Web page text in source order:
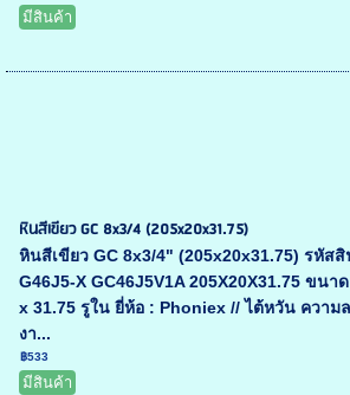
มีสินค้า
หินสีเขียว GC 8x3/4 (205x20x31.75)
หินสีเขียว GC 8x3/4" (205x20x31.75) รหัส
G46J5-X GC46J5V1A 205X20X31.75 ขนา
x 31.75 รูใน ยี่ห้อ : Phoniex // ไต้หวัน ความ
งา...
฿533
มีสินค้า